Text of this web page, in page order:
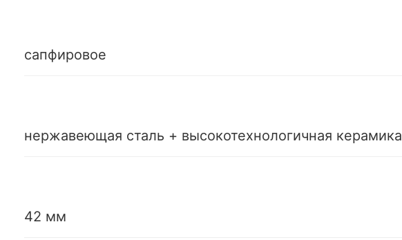
сапфировое
нержавеющая сталь + высокотехнологичная керамика
42 мм